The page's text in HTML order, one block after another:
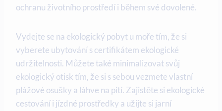
ochranu životního prostředí ⁣i během své ​dovolené.
Vydejte ‌se ‌na⁢ ekologický pobyt u moře tím, že si
vyberete ubytování⁣ s certifikátem ekologické
udržitelnosti. ‍Můžete⁣ také minimalizovat​ svůj‍
ekologický otisk tím, ⁣že si s ⁤sebou vezmete vlastní
⁣plážové osušky a láhve⁣ na pití. Zajistěte si⁣ ekologické
cestování i ⁣jízdné prostředky a užijte si jarní